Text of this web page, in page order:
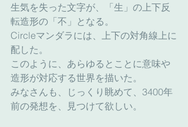
生気を失った文字が、「生」の上下反
転造形の「不」となる。
Circleマンダラには、上下の対角線上に
配した。
このように、あらゆるとことに意味や
造形が対応する世界を描いた。
みなさんも、じっくり眺めて、3400年
前の発想を、見つけて欲しい。